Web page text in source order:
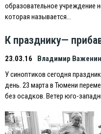
образовательное учреждение
которая называется…
К празднику—
23.03.16 Владимир Важенин
У синоптиков сегодня
день. 23 марта в Тюмени
без осадков. Ветер юго-